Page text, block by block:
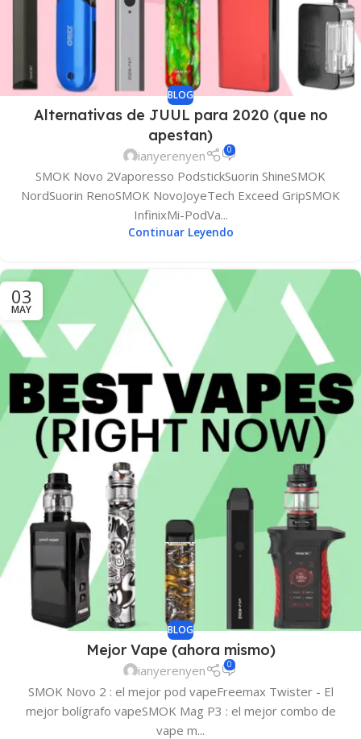
BLOG
Alternativas de JUUL para 2020 (que no
apestan)
ianyerenyen 0
SMOK Novo 2Vaporesso PodstickSuorin ShineSMOK
NordSuorin RenoSMOK NovoJoyeTech Exceed GripSMOK
InfinixMi-PodVa...
Continuar Leyendo
03
MAY
BLOG
Mejor Vape (ahora mismo)
ianyerenyen 0
SMOK Novo 2 : el mejor pod vapeFreemax Twister - El
mejor bolígrafo vapeSMOK Mag P3 : el mejor combo de
vape m...